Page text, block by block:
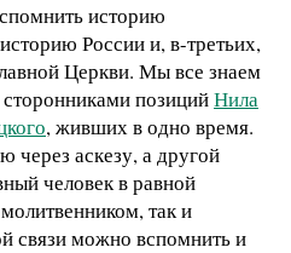
историю
России и, в-третьих,
Церкви. Мы все знаем
позицийНила
, живших в одно время.
через аскезу, а другой
человек в равной
так и
связи можно вспомнить и